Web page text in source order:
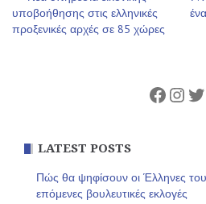
άρθρων
υποβοήθησης στις ελληνικές
προξενικές αρχές σε 85 χώρες
LATEST POSTS
Πώς θα ψηφίσουν οι Έλληνες του
επόμενες βουλευτικές εκλογές